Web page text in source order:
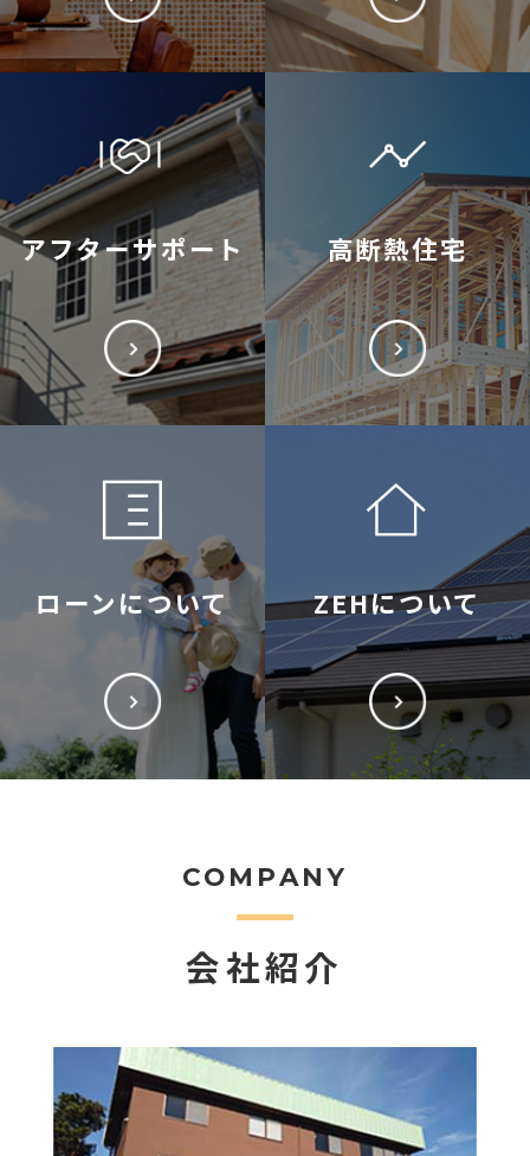
アフターサポート 高断熱住宅
ローンについて ZEHについて
COMPANY
会社紹介